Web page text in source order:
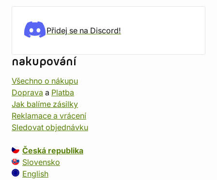
Přidej se na Discord!
nakupování
Všechno o nákupu
Doprava a Platba
Jak balíme zásilky
Reklamace a vrácení
Sledovat objednávku
Česká republika
Slovensko
English